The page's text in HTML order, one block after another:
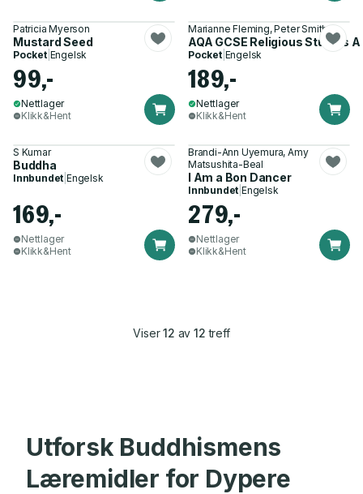
Patricia Myerson
Mustard Seed
Pocket| Engelsk
99,-
Nettlager
Klikk&Hent
Marianne Fleming, Peter Smith
AQA GCSE Religious Studies
Pocket| Engelsk
189,-
Nettlager
Klikk&Hent
S Kumar
Buddha
Innbundet |Engelsk
169,-
Nettlager
Klikk&Hent
Brandi-Ann Uyemura, Amy
Matsushita-Beal
I Am a Bon Dancer
Innbundet |Engelsk
279,-
Nettlager
Klikk&Hent
Viser12 av 12 treff
Utforsk Buddhismens
Læremidler for Dypere